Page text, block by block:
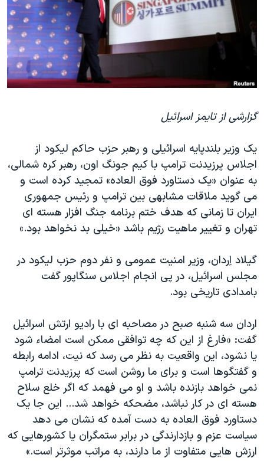
فرهنگ و زندگی
حقوق شهروندی
گالری عکس
مستندها
انتخابات ریاست جمهوری آمریکا ۲۰۲۴
حمله جمهوری اسلامی به اسرائیل
اعتراضات زن، زندگی، آزادی
تریبونال مردمی آبان ۹۸
دادگاه حمید نوری
چهل سال گروگان‌گیری
قانون شفافیت دارائی کادر رهبری ایران
اسرائیل در جنگ
نرگس محمدی برنده جایزه نوبل صلح
صفحه‌های ویژه
سفر پرزیدنت ترامپ به چین
دنبال کنید
زبانهای مختلف
گزارشی از تایمز اسرائیل
یک وزیر بلندپایه اسرائیلی و رهبر حزب حاکم لیکود از
اجلاس پرزیدنت ترامپ با کیم جونگ اون، رهبر کره شمالی،
به عنوان «یک دستاورد فوق العاده» تمجید کرده است و
می گوید ملاقات مشابهی بین ترامپ و رئیس جمهوری
ایران تا زمانی که هدف ختم برنامه جنگ افزار هسته ای
تهران و تغییر ماهیت رژیم باشد «خیلی بد نخواهد بود.»
گیلاد اِردان، وزیر امنیت عمومی و نفر دوم حزب لیکود در
مجلس اسرائیل، در پی انجام اجلاس سنگاپور گفت
بامدادی تاریخی بود.
اردان سه شنبه صبح در مصاحبه ای با رادیو ارتش اسرائیل
گفت: «فارغ از این که چه توافقی ممکن است امضاء شود
یا نشود، این واقعیت به نظر می رسد که نیت، ادامه رابطه
و گفتگوها است و برای ما روشن است که پرزیدنت ترامپ
نمی خواهد بازنده باشد و او می فهمد که اگر خلع سلاح
هسته ای در کار نباشد، مضحکه خواهد شد... این جا یک
دستاورد فوق العاده به دست آمده که نشان می دهد
سیاست عزم و بازدارندگی در برابر ستمگران یا کشورهایی که
ارزش هایی متفاوت از ما دارند، به مراتب موثرتر است.»